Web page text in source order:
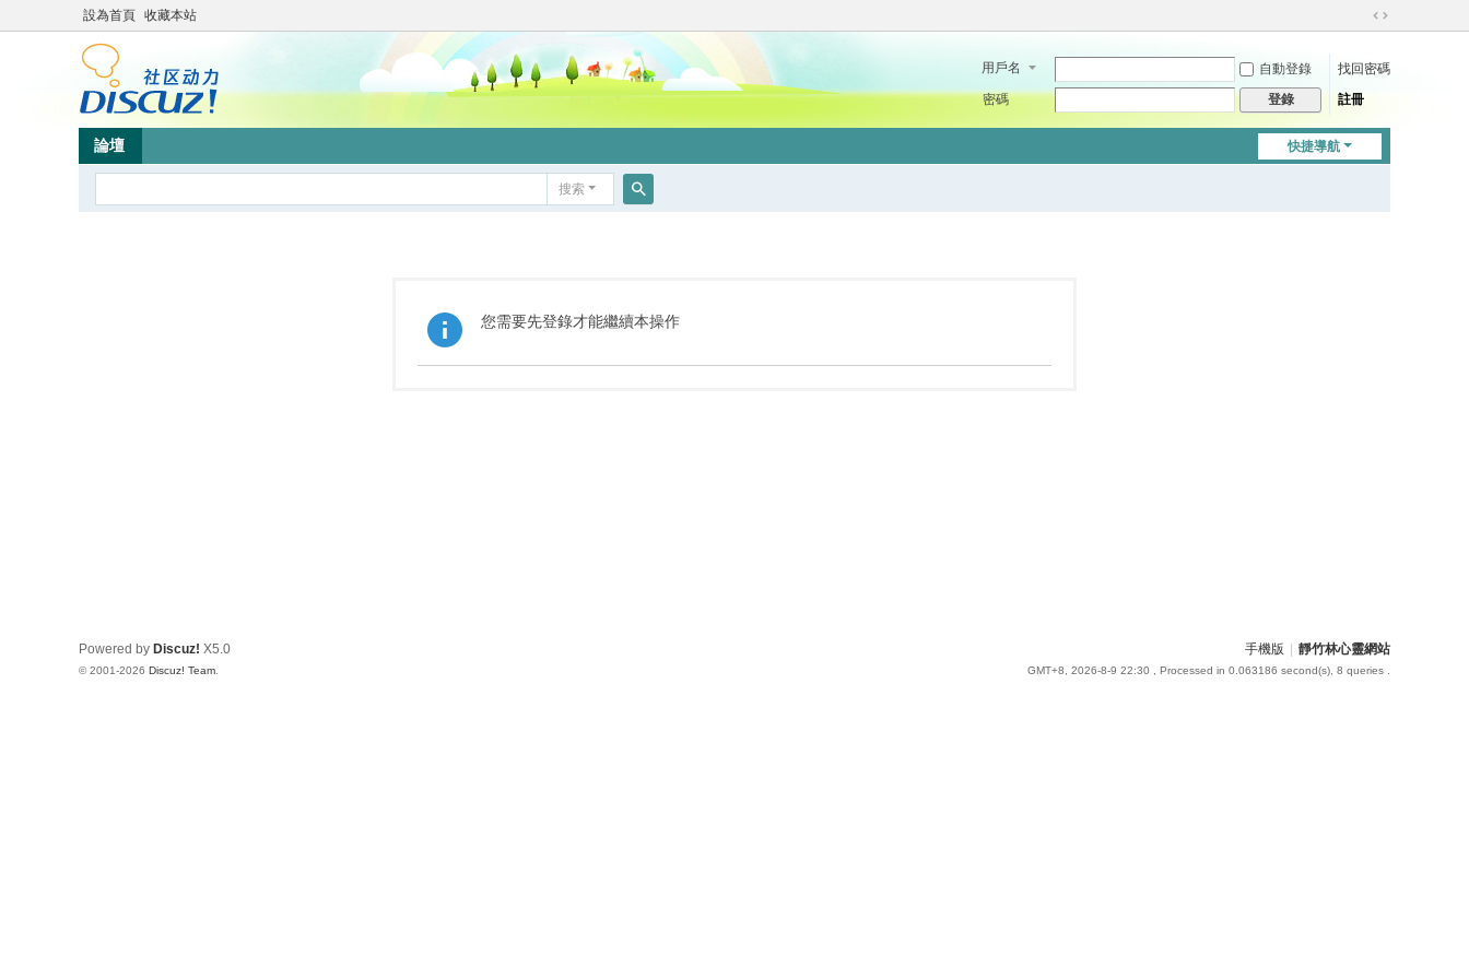
設為首頁 收藏本站
切
到
用戶名 自動登錄
找回密碼
密碼
登錄 註冊
快捷導航
論壇
搜索
您需要先登錄才能繼續本操作
手機版 靜竹林心靈網站
GMT+8, 2026-8-9 22:30 , Processed in 0.063186 second(s), 8 queries .
Powered by Discuz! X5.0
© 2001-2026 Discuz! Team